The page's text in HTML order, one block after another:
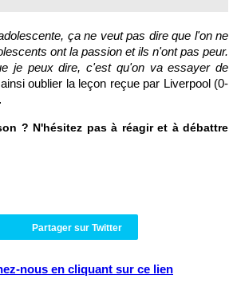
ça ne veut pas dire que l'on ne
ont la passion et ils n'ont pas peur.
je peux dire, c'est qu'on va essayer de
oublier la leçon reçue par Liverpool (0-
? N'hésitez pas à réagir et à débattre
Partager sur Twitter
nous en cliquant sur ce lien